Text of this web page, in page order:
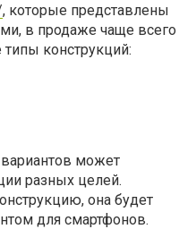
, которые представлены
в продаже чаще всего
конструкций:
может
разных целей.
она будет
для смартфонов.